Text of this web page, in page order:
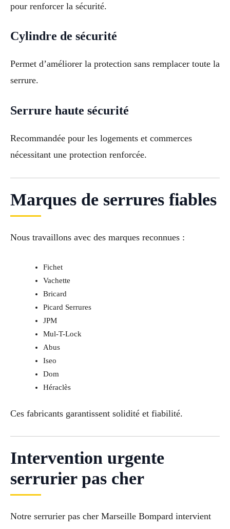
pour renforcer la sécurité.
Cylindre de sécurité
Permet d’améliorer la protection sans remplacer toute la
serrure.
Serrure haute sécurité
Recommandée pour les logements et commerces
nécessitant une protection renforcée.
Marques de serrures fiables
Nous travaillons avec des marques reconnues :
Fichet
Vachette
Bricard
Picard Serrures
JPM
Mul-T-Lock
Abus
Iseo
Dom
Héraclès
Ces fabricants garantissent solidité et fiabilité.
Intervention urgente
serrurier pas cher
Notre serrurier pas cher Marseille Bompard intervient